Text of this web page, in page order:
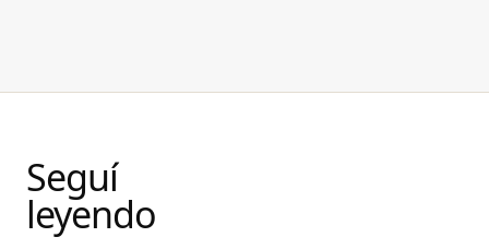
Seguí
leyendo